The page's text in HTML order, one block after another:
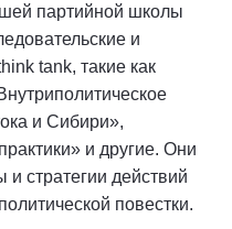
партийной школы
и
tank, такие как
и Сибири»,
и другие. Они
стратегии действий
повестки.